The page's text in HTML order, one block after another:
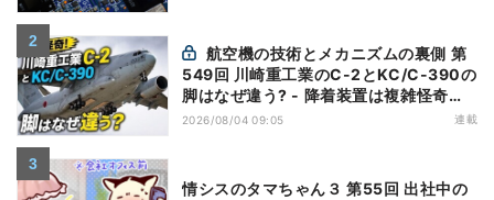
549回 川崎重工業のC-2とKC/C-390の
脚はなぜ違う? - 降着装置は複雑怪奇
(5)|軍用輸送機(10)
2026/08/04 09:05 連載
情シスのタマちゃん３ 第55回 出社中の